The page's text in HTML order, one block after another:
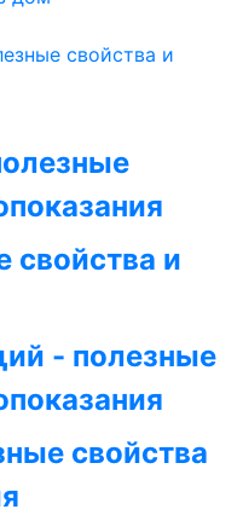
свойства и
свойства и
- полезные
свойства